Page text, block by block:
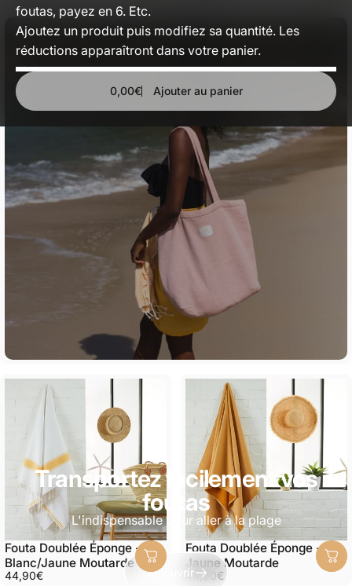
Transportez facilement vos
foutas
L'indispensable pour aller à la plage
Découvrir
Fouta Doublée Éponge -
Blanc/Jaune Moutarde
44,90€
Fouta Doublée Éponge -
Jaune Moutarde
44,90€
foutas, payez en 6. Etc.
Ajoutez un produit puis modifiez sa quantité. Les
réductions apparaîtront dans votre panier.
0,00€ Ajouter au panier